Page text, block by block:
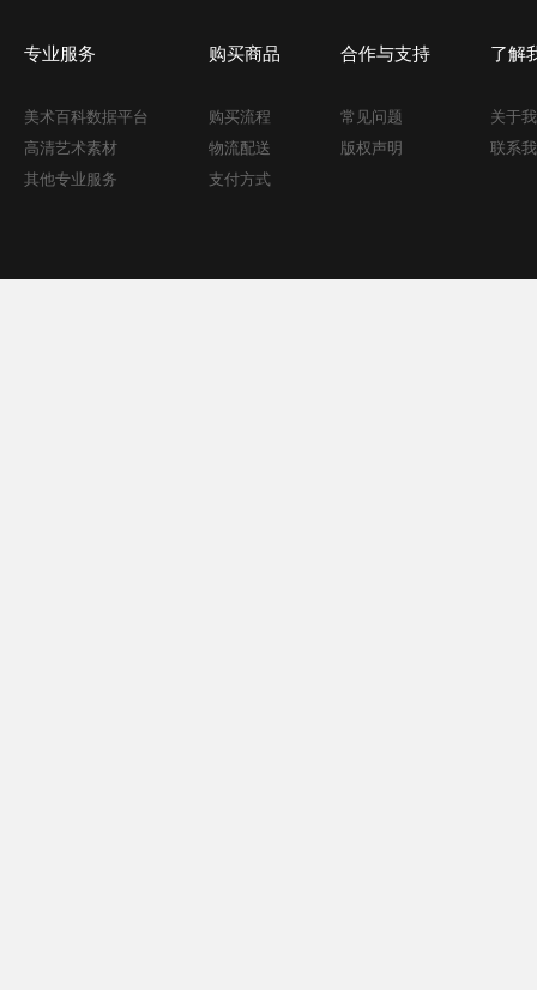
专业服务
美术百科数据平台
高清艺术素材
其他专业服务
购买商品
购买流程
物流配送
支付方式
合作与支持
常见问题
版权声明
了解
关于
联系